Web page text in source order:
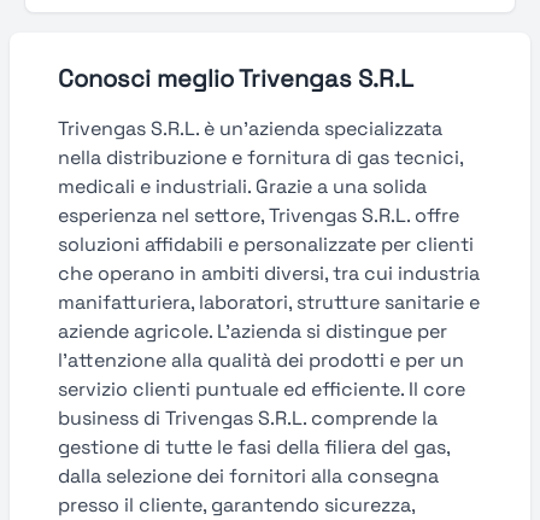
Conosci meglio Trivengas S.R.L
Trivengas S.R.L. è un’azienda specializzata
nella distribuzione e fornitura di gas tecnici,
medicali e industriali. Grazie a una solida
esperienza nel settore, Trivengas S.R.L. offre
soluzioni affidabili e personalizzate per clienti
che operano in ambiti diversi, tra cui industria
manifatturiera, laboratori, strutture sanitarie e
aziende agricole. L’azienda si distingue per
l’attenzione alla qualità dei prodotti e per un
servizio clienti puntuale ed efficiente. Il core
business di Trivengas S.R.L. comprende la
gestione di tutte le fasi della filiera del gas,
dalla selezione dei fornitori alla consegna
presso il cliente, garantendo sicurezza,